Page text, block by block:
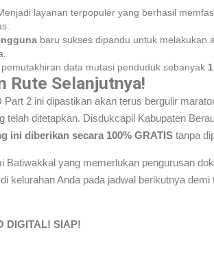
layanan terpopuler yang berhasil
baru sukses dipandu untuk melakukan
data mutasi penduduk sebanyak
Rute Selanjutnya!
2 ini dipastikan akan terus bergulir
telah ditetapkan. Disdukcapil Kabupaten
ini diberikan secara 100% GRATIS tanpa
Batiwakkal yang memerlukan pengurusan
kelurahan Anda pada jadwal berikutnya
DIGITAL! SIAP!